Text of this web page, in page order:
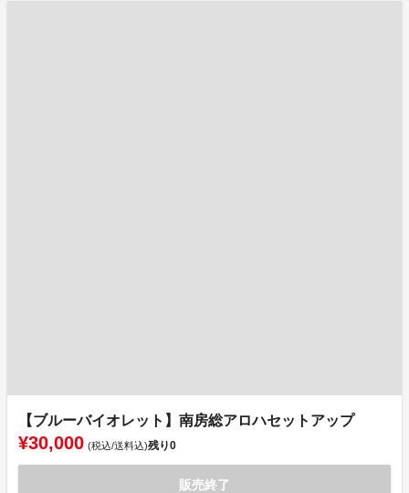
【ブルーバイオレット】南房総アロハセットアップ
¥30,000 (税込/送料込)残り0
販売終了